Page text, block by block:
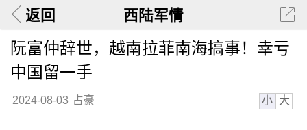
返回 西陆军情
阮富仲辞世，越南拉菲南海搞事！幸亏
中国留一手
2024-08-03 占豪 小 大